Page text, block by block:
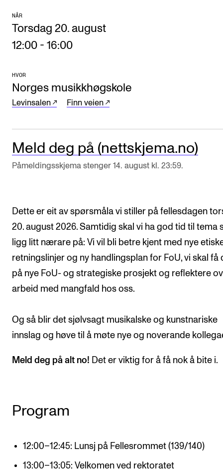
KONSERTER OG ARRANGEMENTER
Gjennomføre konserter og arrangementer
Markedsføring, program og plakat
Konsertopptak
ORGANISASJON
Utvalg og komitéer
Strategier, planer og rapporter
Hvem gjør hva i administrasjonen
NÅR
Torsdag 20. august
12:00 - 16:00
HVOR
Norges musikkhøgskole
Levinsalen Finn veien
Meld deg på (nettskjema.no)
Påmeldingsskjema stenger 14. august kl. 23:59.
Dette er eit av spørsmåla vi stiller på fellesdagen
20. august 2026. Samtidig skal vi ha god tid til tema
ligg litt nærare på: Vi vil bli betre kjent med nye
retningslinjer og ny handlingsplan for FoU, vi skal få
på nye FoU- og strategiske prosjekt og reflektere
arbeid med mangfald hos oss.
Og så blir det sjølvsagt musikalske og kunstnariske
innslag og høve til å møte nye og noverande
Meld deg på alt no! Det er viktig for å få nok å bite i.
Program
12:00–12:45: Lunsj på Fellesrommet (139/140)
13:00–13:05: Velkomen ved rektoratet